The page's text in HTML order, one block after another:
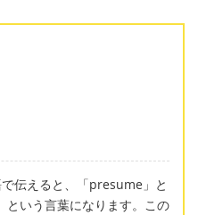
伝えると、「presume」と
という言葉になります。この